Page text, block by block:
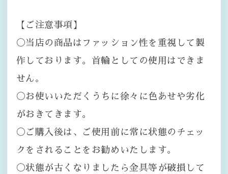
【ご注意事項】
〇当店の商品はファッション性を重視して製
作しております。首輪としての使用はできま
せん。
〇お使いいただくうちに徐々に色あせや劣化
がおきてきます。
〇ご購入後は、ご使用前に常に状態のチェッ
クをされることをお勧めいたします。
〇状態が古くなりましたら金具等が破損して